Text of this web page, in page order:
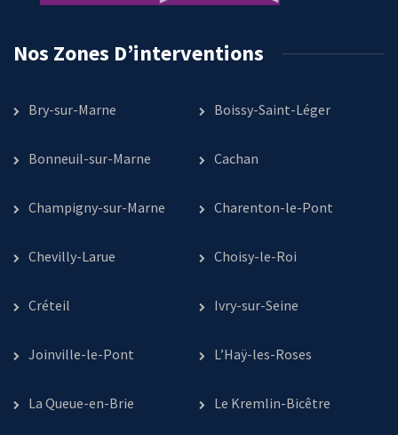
Nos Zones D’interventions
Bry-sur-Marne Boissy-Saint-Léger
Bonneuil-sur-Marne Cachan
Champigny-sur-Marne Charenton-le-Pont
Chevilly-Larue Choisy-le-Roi
Créteil Ivry-sur-Seine
Joinville-le-Pont L’Haÿ-les-Roses
La Queue-en-Brie Le Kremlin-Bicêtre